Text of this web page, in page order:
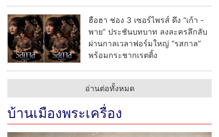
ฮือฮา ช่อง 3 เซอร์ไพรส์ ดึง “เก้า -
พาย” ประชันบทบาท ลงละครลึกลับ
ผ่านกาลเวลาฟอร์มใหญ่ “รสกาล”
พร้อมกระชากเรตติ้ง
อ่านต่อทั้งหมด
บ้านเมืองพระเครื่อง